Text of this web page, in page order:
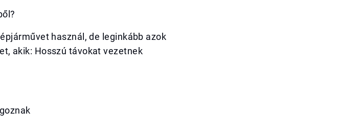
használ, de leginkább azok
akik: Hosszú távokat vezetnek